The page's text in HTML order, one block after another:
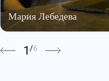
Мария Лебедева
1 /6